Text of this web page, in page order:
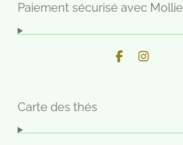
Paiement sécurisé avec Mollie
F
I
Carte des thés